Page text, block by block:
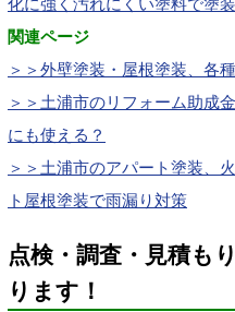
化に強く汚れにくい塗料で塗
関連ページ
＞＞外壁塗装・屋根塗装、各
＞＞土浦市のリフォーム助成
にも使える？
＞＞土浦市のアパート塗装、
ト屋根塗装で雨漏り対策
点検・調査・見積も
ります！